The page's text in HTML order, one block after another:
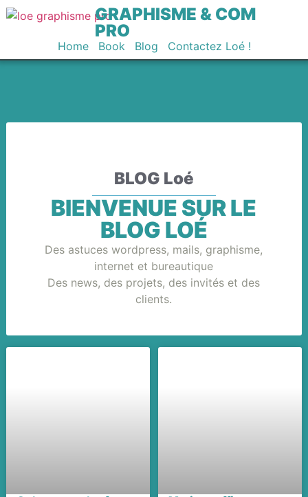
GRAPHISME & COM
PRO
Home Book Blog Contactez Loé !
BLOG Loé
BIENVENUE SUR LE
BLOG LOÉ
Des astuces wordpress, mails, graphisme,
internet et bureautique
Des news, des projets, des invités et des
clients.